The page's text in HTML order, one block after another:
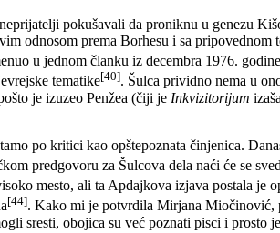
pokušavali da proniknu u genezu
odnosom prema Borhesu i sa pripovednom
u jednom članku iz decembra 1976. godine
tematike[40]. Šulca prividno nema u
je izuzeo Penžea (čiji je Inkvizitorijum
po kritici kao opštepoznata činjenica.
predgovoru za Šulcova dela naći će se
mesto, ali ta Apdajkova izjava postala je
[44]. Kako mi je potvrdila Mirjana Miočinović,
sresti, obojica su već poznati pisci i prosto